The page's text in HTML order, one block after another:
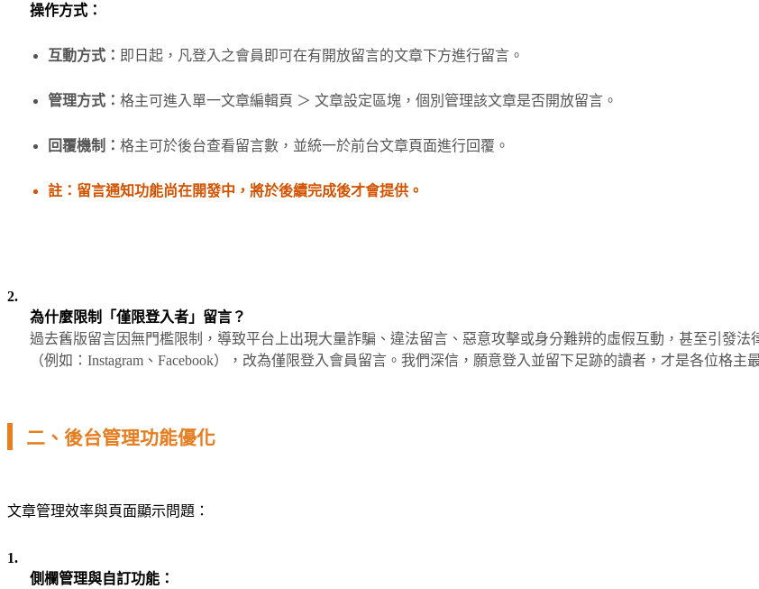
操作方式：
互動方式： 即日起，凡登入之會員即可在有開放留言的文章下方進行留言。
管理方式： 格主可進入單一文章編輯頁 ＞ 文章設定區塊，個別管理該文章是否開放留言。
回覆機制： 格主可於後台查看留言數，並統一於前台文章頁面進行回覆。
註：留言通知功能尚在開發中，將於後續完成後才會提供。
2.
為什麼限制「僅限登入者」留言？
過去舊版留言因無門檻限制，導致平台上出現大量詐騙、違法留言、惡意攻擊或身分難辨的虛假互動，甚至引發
（例如：Instagram、Facebook），改為僅限登入會員留言。我們深信，願意登入並留下足跡的讀者，才是各位格主
二、後台管理功能優化
文章管理效率與頁面顯示問題：
1.
側欄管理與自訂功能：